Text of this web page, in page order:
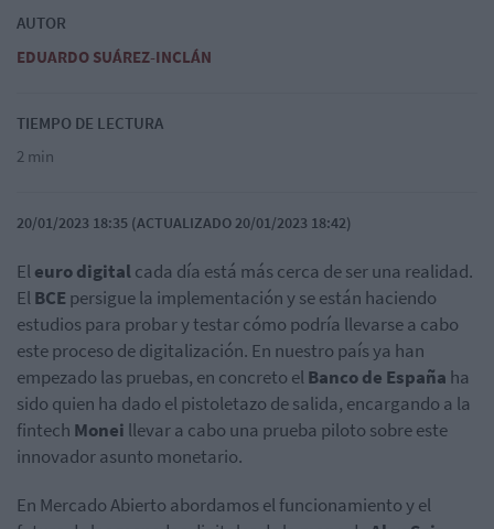
AUTOR
EDUARDO SUÁREZ-INCLÁN
TIEMPO DE LECTURA
2 min
20/01/2023 18:35 (ACTUALIZADO 20/01/2023 18:42)
Eleuro digitalcada día está más cerca de ser una realidad.
ElBCE persigue la implementación y se están haciendo
estudios para probar y testar cómo podría llevarse a cabo
este proceso de digitalización. En nuestro país ya han
empezado las pruebas, en concreto elBanco de España ha
sido quien ha dado el pistoletazo de salida, encargando a la
fintech Monei llevar a cabo una prueba piloto sobre este
innovador asunto monetario.
En Mercado Abierto abordamos el funcionamiento y el